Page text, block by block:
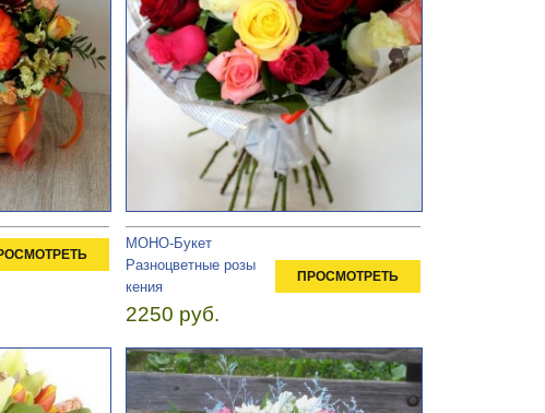
МОНО-Букет
Разноцветные розы
кения
2250 руб.
ПРОСМОТРЕТЬ